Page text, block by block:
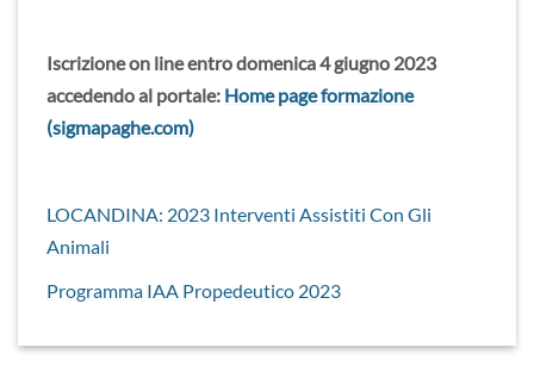
Iscrizione on line entro domenica 4 giugno 2023
accedendo al portale: Home page formazione
(sigmapaghe.com)
LOCANDINA: 2023 Interventi Assistiti Con Gli
Animali
Programma IAA Propedeutico 2023